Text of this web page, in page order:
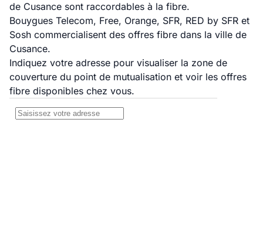
de Cusance sont raccordables à la fibre.
Bouygues Telecom, Free, Orange, SFR, RED by SFR et
Sosh commercialisent des offres fibre dans la ville de
Cusance.
Indiquez votre adresse pour visualiser la zone de
couverture du point de mutualisation et voir les offres
fibre disponibles chez vous.